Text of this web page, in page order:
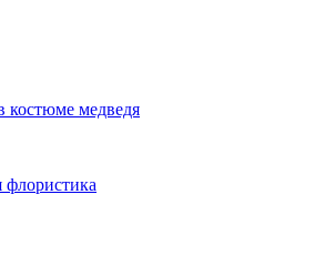
костюме медведя
флористика